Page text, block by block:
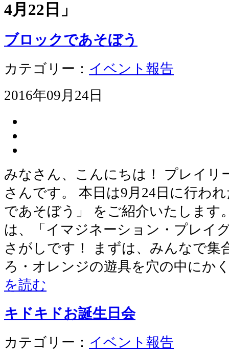
4月22日 」
ブロックであそぼう
カテゴリー： イベント報告
2016年09月24日
みなさん、こんにちは！ プレイリ
さんです。 本日は9月24日に行わ
であそぼう」 をご紹介いたします
は、「イマジネーション・プレイ
さがしです！ まずは、みんなで集
ろ・オレンジの遊具を穴の中にか
を読む
キドキドお誕生日会
カテゴリー： イベント報告